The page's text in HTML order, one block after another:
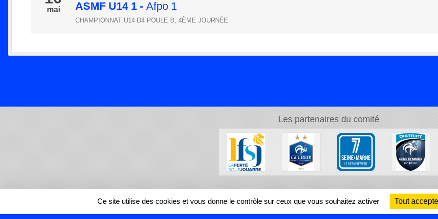
mai
ASMF U14 1 - Afpo 1
CHAMPIONNAT U14 D4 POULE B, 4ÈME JOURNÉE
Les partenaires du comité
REGIONS
Ce site utilise des cookies et vous donne le contrôle sur ceux que vous souhaitez activer Tout